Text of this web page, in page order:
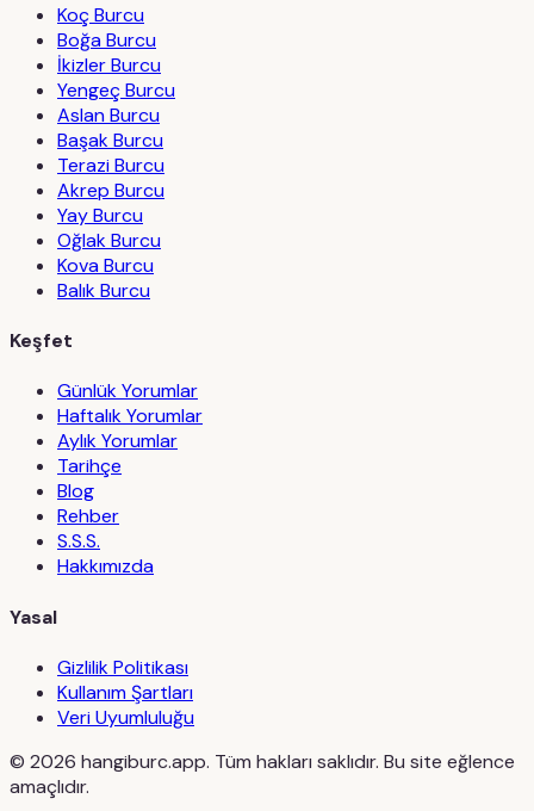
Koç Burcu
Boğa Burcu
İkizler Burcu
Yengeç Burcu
Aslan Burcu
Başak Burcu
Terazi Burcu
Akrep Burcu
Yay Burcu
Oğlak Burcu
Kova Burcu
Balık Burcu
Keşfet
Günlük Yorumlar
Haftalık Yorumlar
Aylık Yorumlar
Tarihçe
Blog
Rehber
S.S.S.
Hakkımızda
Yasal
Gizlilik Politikası
Kullanım Şartları
Veri Uyumluluğu
© 2026 hangiburc.app. Tüm hakları saklıdır. Bu site eğlence
amaçlıdır.